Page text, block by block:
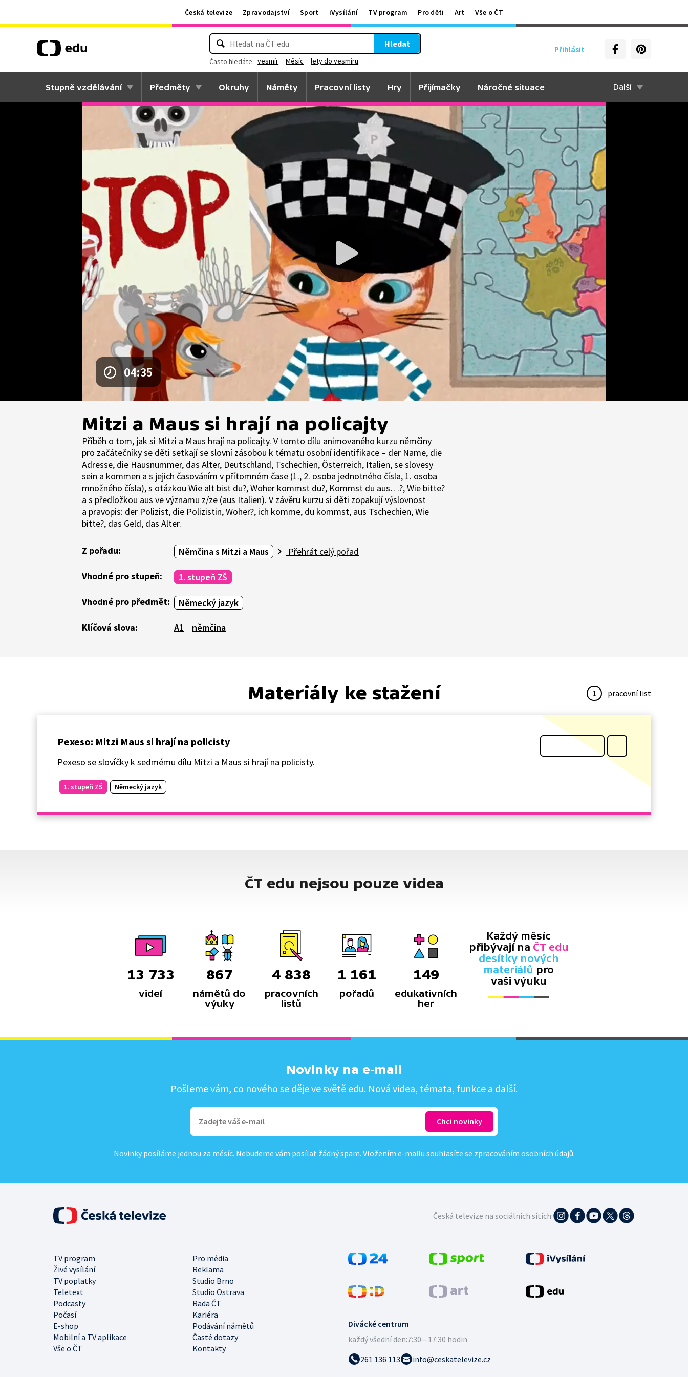
Česká televize Zpravodajství Sport iVysílání TV program Pro děti Art Vše o ČT
Přihlásit
Hledat
Často hledáte: vesmír Měsíc lety do vesmíru
Stupně vzdělávání Předměty Okruhy Náměty Pracovní listy Hry Přijímačky Náročné situace Další
04:35
Mitzi a Maus si hrají na policajty
Příběh o tom, jak si Mitzi a Maus hrají na policajty. V tomto dílu animovaného kurzu němčiny
pro začátečníky se děti setkají se slovní zásobou k tématu osobní identifikace – der Name, die
Adresse, die Hausnummer, das Alter, Deutschland, Tschechien, Österreich, Italien, se slovesy
sein a kommen a s jejich časováním v přítomném čase (1., 2. osoba jednotného čísla, 1. osoba
množného čísla), s otázkou Wie alt bist du?, Woher kommst du?, Kommst du aus…?, Wie bitte?
a s předložkou aus ve významu z/ze (aus Italien). V závěru kurzu si děti zopakují výslovnost
a pravopis: der Polizist, die Polizistin, Woher?, ich komme, du kommst, aus Tschechien, Wie
bitte?, das Geld, das Alter.
Z pořadu: Němčina s Mitzi a Maus Přehrát celý pořad
Vhodné pro stupeň: 1. stupeň ZŠ
Vhodné pro předmět: Německý jazyk
Klíčová slova: A1 němčina
Materiály ke stažení 1 pracovní list
Pexeso: Mitzi Maus si hrají na policisty
Pexeso se slovíčky k sedmému dílu Mitzi a Maus si hrají na policisty.
1. stupeň ZŠ Německý jazyk
ČT edu nejsou pouze videa
13 733
videí
867
námětů do
výuky
4 838
pracovních
listů
1 161
pořadů
149
edukativních
her
Každý měsíc
přibývají na ČT edu
desítky nových
materiálů pro
vaši výuku
Novinky na e-mail
Pošleme vám, co nového se děje ve světě edu. Nová videa, témata, funkce a další.
Novinky posíláme jednou za měsíc. Nebudeme vám posílat žádný spam. Vložením e-mailu souhlasíte se zpracováním osobních údajů.